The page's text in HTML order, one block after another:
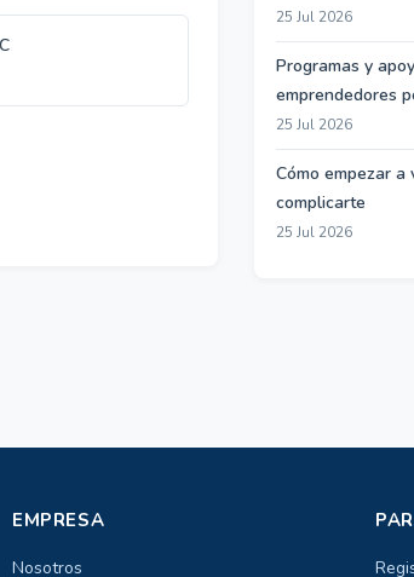
25 Jul 2026
Programas y
emprendedores
25 Jul 2026
Cómo empezar
complicarte
25 Jul 2026
EMPRESA
Nosotros